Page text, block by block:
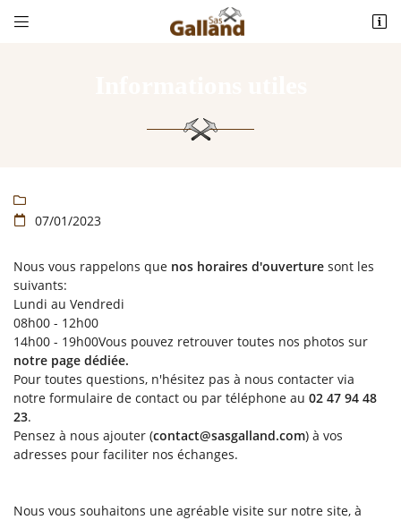
 
 Adresse email de réception
 Recopier le code ci-contre
Rafraîchir le captcha
utilisantle formulaire de désinscription.


07/01/2023
Nous vous rappelons que nos horaires d'ouverture sont les
suivants:
Lundi au Vendredi
08h00 - 12h00
14h00 - 19h00Vous pouvez retrouver toutes nos photos sur
notre page dédiée.
Pour toutes questions, n'hésitez pas à nous contacter via
notre formulaire de contact ou par téléphone au 02 47 94 48
23.
Pensez à nous ajouter (contact@sasgalland.com) à vos
adresses pour faciliter nos échanges.
Nous vous souhaitons une agréable visite sur notre site, à